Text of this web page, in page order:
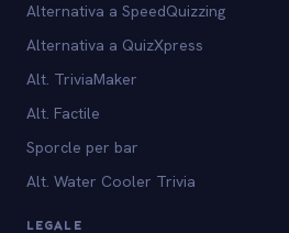
Alternativa a SpeedQuizzing
Alternativa a QuizXpress
Alt. TriviaMaker
Alt. Factile
Sporcle per bar
Alt. Water Cooler Trivia
LEGALE